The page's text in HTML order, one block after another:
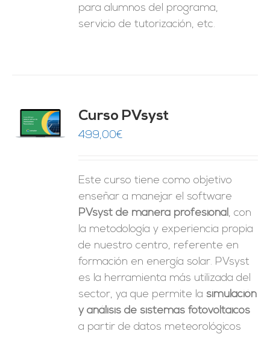
para alumnos del programa,
servicio de tutorización, etc.
Curso PVsyst
499,00€
Este curso tiene como objetivo
enseñar a manejar el software
PVsyst de manera profesional, con
la metodología y experiencia propia
de nuestro centro, referente en
formación en energía solar. PVsyst
es la herramienta más utilizada del
sector, ya que permite la simulación
y análisis de sistemas fotovoltaicos
a partir de datos meteorológicos